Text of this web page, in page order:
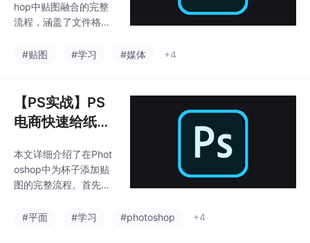
hop中贴图融合的完整
流程，涵盖了文件格式
剪切、混合模式设置和
的重要性，随后讲解如
何精准选择主体并创建
剪切蒙版限制贴图范
底混合模式的自然融合
效果，以及置换滤镜使
贴图贴合主体轮廓的技
配建议和常见问题解决
#贴图 #学习 #媒体 +4
【PS实战】PS
电商快速给纸杯
本文详细介绍了在Phot
oshop中为杯子添加贴
图的完整流程。首先通
子主体，创建辅助图层
#平面 #学习 #photoshop +4